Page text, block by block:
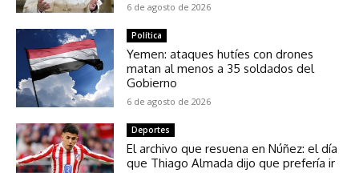
6 de agosto de 2026
Política
Yemen: ataques hutíes con drones
matan al menos a 35 soldados del
Gobierno
6 de agosto de 2026
Deportes
El archivo que resuena en Núñez: el día
que Thiago Almada dijo que prefería ir